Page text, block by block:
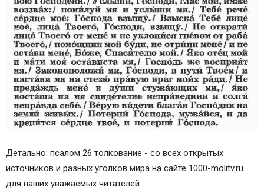
Детально: псалом 26 толкование - со всех открытых
источников и разных уголков мира на сайте 1000-molitv.ru
для наших уважаемых читателей.